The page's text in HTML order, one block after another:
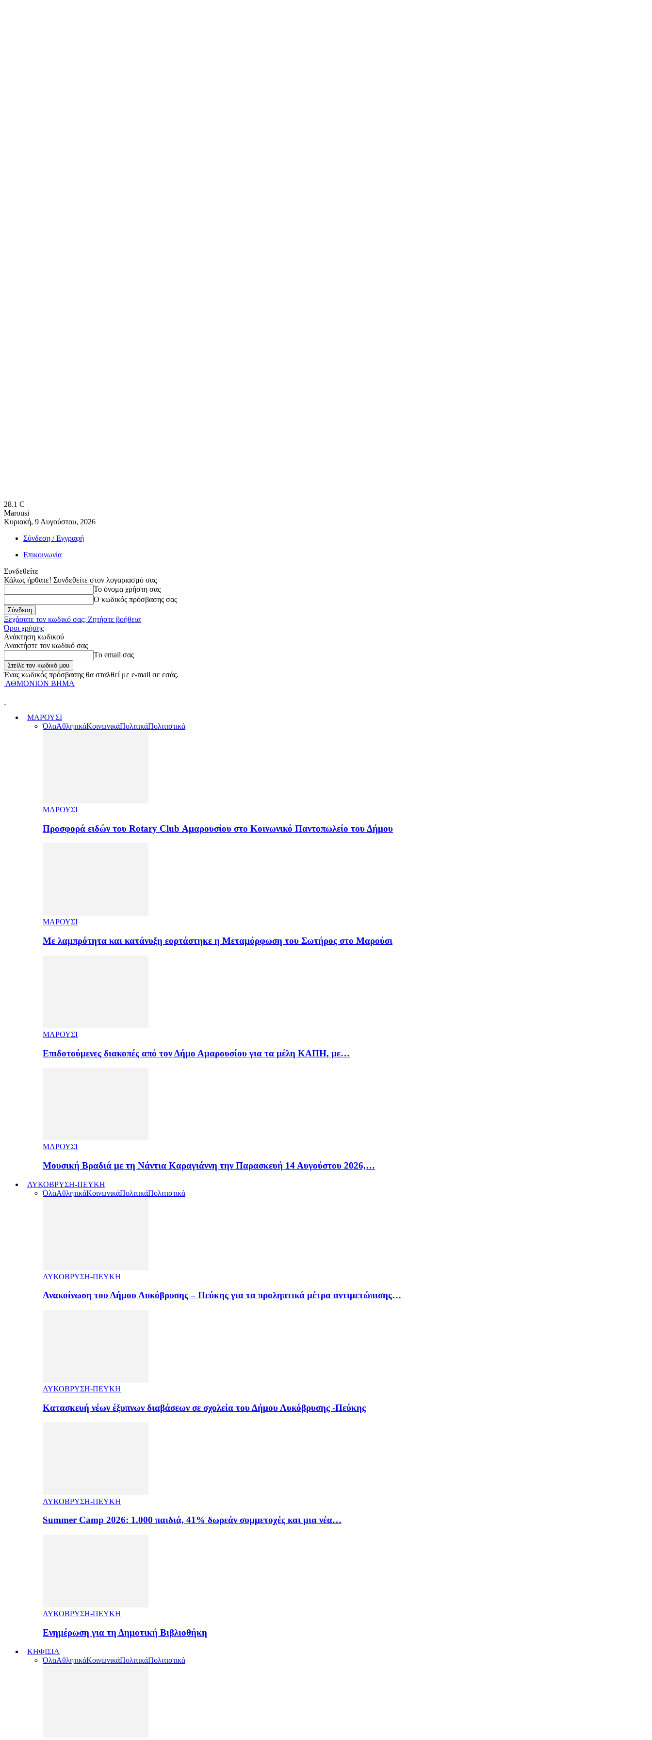
28.1 C
Marousi
Κυριακή, 9 Αυγούστου, 2026
Σύνδεση / Εγγραφή
Επικοινωνία
Συνδεθείτε
Κάλως ήρθατε! Συνδεθείτε στον λογαριασμό σας
Το όνομα χρήστη σας
Ο κωδικός πρόσβασης σας
Ξεχάσατε τον κωδικό σας; Ζητήστε βοήθεια
Όροι χρήσης
Ανάκτηση κωδικού
Ανακτήστε τον κωδικό σας
Tο email σας
Ένας κωδικός πρόσβασης θα σταλθεί με e-mail σε εσάς.
ΑΘΜΟΝΙΟΝ ΒΗΜΑ
ΜΑΡΟΥΣΙ
ΌλαΑθλητικάΚοινωνικάΠολιτικάΠολιτιστικά
ΜΑΡΟΥΣΙ
Προσφορά ειδών του Rotary Club Αμαρουσίου στο Κοινωνικό Παντοπωλείο του Δήμου
ΜΑΡΟΥΣΙ
Με λαμπρότητα και κατάνυξη εορτάστηκε η Μεταμόρφωση του Σωτήρος στο Μαρούσι
ΜΑΡΟΥΣΙ
Επιδοτούμενες διακοπές από τον Δήμο Αμαρουσίου για τα μέλη ΚΑΠΗ, με…
ΜΑΡΟΥΣΙ
Μουσική Βραδιά με τη Νάντια Καραγιάννη την Παρασκευή 14 Αυγούστου 2026,…
ΛΥΚΟΒΡΥΣΗ-ΠΕΥΚΗ
ΌλαΑθλητικάΚοινωνικάΠολιτικάΠολιτιστικά
ΛΥΚΟΒΡΥΣΗ-ΠΕΥΚΗ
Ανακοίνωση του Δήμου Λυκόβρυσης – Πεύκης για τα προληπτικά μέτρα αντιμετώπισης…
ΛΥΚΟΒΡΥΣΗ-ΠΕΥΚΗ
Κατασκευή νέων έξυπνων διαβάσεων σε σχολεία του Δήμου Λυκόβρυσης -Πεύκης
ΛΥΚΟΒΡΥΣΗ-ΠΕΥΚΗ
Summer Camp 2026: 1.000 παιδιά, 41% δωρεάν συμμετοχές και μια νέα…
ΛΥΚΟΒΡΥΣΗ-ΠΕΥΚΗ
Ενημέρωση για τη Δημοτική Βιβλιοθήκη
ΚΗΦΙΣΙΑ
ΌλαΑθλητικάΚοινωνικάΠολιτικάΠολιτιστικά